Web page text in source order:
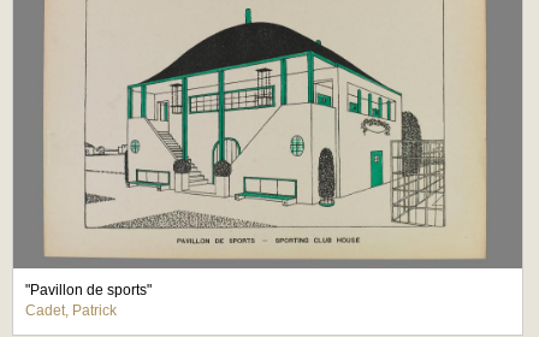
"Pavillon de sports"
Cadet, Patrick